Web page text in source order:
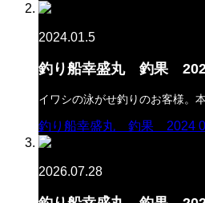
2024.01.5
釣り船幸盛丸 釣果
イワシの泳がせ釣りのお客様。
釣り船幸盛丸 釣果 2024
2026.07.28